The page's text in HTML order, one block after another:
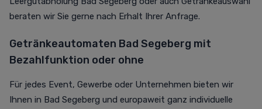
beraten wir Sie gerne nach Erhalt Ihrer Anfrage.
Getränkeautomaten Bad Segeberg mit
Bezahlfunktion oder ohne
Für jedes Event, Gewerbe oder Unternehmen bieten wir
Ihnen in Bad Segeberg und europaweit ganz individuelle